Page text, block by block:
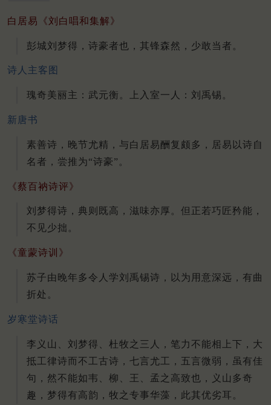
白居易《刘白唱和集解》
彭城刘梦得，诗豪者也，其锋森然，少敢当者。
诗人主客图
瑰奇美丽主：武元衡。上入室一人：刘禹锡。
新唐书
素善诗，晚节尤精，与白居易酬复颇多，居易以诗自
名者，尝推为“诗豪”。
《蔡百衲诗评》
刘梦得诗，典则既高，滋味亦厚。但正若巧匠矜能，
不见少拙。
《童蒙诗训》
苏子由晚年多令人学刘禹锡诗，以为用意深远，有曲
折处。
岁寒堂诗话
李义山、刘梦得、杜牧之三人，笔力不能相上下，大
抵工律诗而不工古诗，七言尤工，五言微弱，虽有佳
句，然不能如韦、柳、王、孟之高致也，义山多奇
趣，梦得有高韵，牧之专事华藻，此其优劣耳。